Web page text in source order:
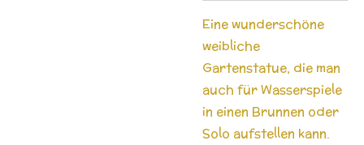
Eine wunderschöne
weibliche
Gartenstatue, die man
auch für Wasserspiele
in einen Brunnen oder
Solo aufstellen kann.